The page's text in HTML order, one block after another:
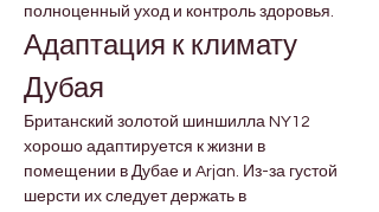
полноценный уход и контроль здоровья.
Адаптация к климату
Дубая
Британский золотой шиншилла NY12
хорошо адаптируется к жизни в
помещении в Дубае и Arjan. Из-за густой
шерсти их следует держать в